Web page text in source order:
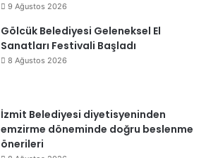
9 Ağustos 2026
Gölcük Belediyesi Geleneksel El
Sanatları Festivali Başladı
8 Ağustos 2026
İzmit Belediyesi diyetisyeninden
emzirme döneminde doğru beslenme
önerileri